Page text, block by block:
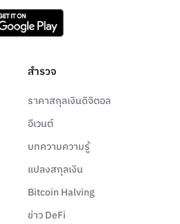
สำรวจ
ราคาสกุลเงินดิจิตอล
อีเวนต์
บทความความรู้
แปลงสกุลเงิน
Bitcoin Halving
ข่าว DeFi